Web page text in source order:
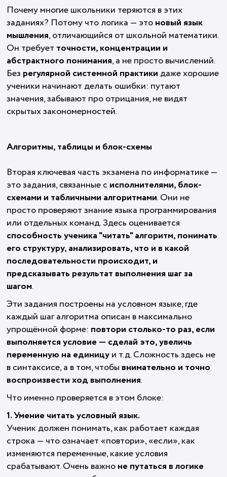
Почему многие школьники теряются в этих
заданиях? Потому что логика — этоновый язык
мышления, отличающийся от школьной математики.
Он требует точности, концентрации и
абстрактного понимания, а не просто вычислений.
Без регулярной системной практики даже хорошие
ученики начинают делать ошибки: путают
значения, забывают про отрицания, не видят
скрытых закономерностей.
Алгоритмы, таблицы и блок-схемы
Вторая ключевая часть экзамена по информатике —
это задания, связанные сисполнителями, блок-
схемами и табличными алгоритмами. Они не
просто проверяют знание языка программирования
или отдельных команд. Здесь оценивается
способность ученика "читать" алгоритм, понимать
его структуру, анализировать, что и в какой
последовательности происходит, и
предсказывать результат выполнения шаг за
шагом.
Эти задания построены на условном языке, где
каждый шаг алгоритма описан в максимально
упрощённой форме: повтори столько-то раз, если
выполняется условие — сделай это, увеличь
переменную на единицуи т.д. Сложность здесь не
в синтаксисе, а в том, чтобы внимательно и точно
воспроизвести ход выполнения.
Что именно проверяется в этом блоке:
1. Умение читать условный язык.
Ученик должен понимать, как работает каждая
строка — что означает «повтори», «если», как
изменяются переменные, какие условия
срабатывают. Очень важноне путаться в логике